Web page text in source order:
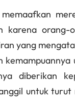
orang-
yang
diberikan
untuk